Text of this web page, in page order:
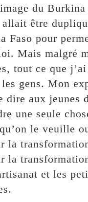
du Burkina
être
Faso pour
Mais malgré
tout ce que
gens. Mon
dire aux jeunes
une seule
le veuille
la
la
et les